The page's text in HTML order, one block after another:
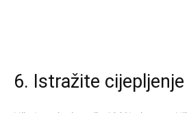
6. Istražite cijepljenje